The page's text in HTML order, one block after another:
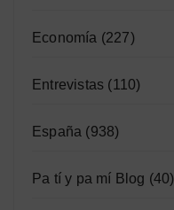
Economía (227)
Entrevistas (110)
España (938)
Pa tí y pa mí Blog (40)